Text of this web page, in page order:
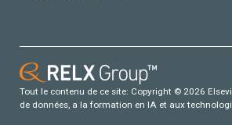
Tout le contenu de ce site: Copyright © 2026
de données, a la formation en IA et aux